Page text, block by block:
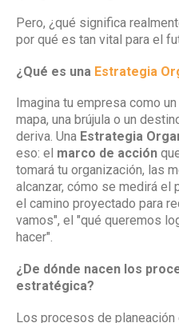
Pero, ¿qué significa
por qué es tan vital para el
¿Qué es una Estrategia
Imagina tu empresa como
mapa, una brújula o un
deriva. Una Estrategia
eso: el marco de acción
tomará tu organización, las
alcanzar, cómo se medirá el
el camino proyectado para
vamos", el "qué queremos
hacer".
¿De dónde nacen los
estratégica?
Los procesos de